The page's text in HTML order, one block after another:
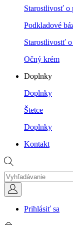
Starostlivosť o
Podkladové
Starostlivostť
Očný krém
Doplnky
Doplnky
Štetce
Doplnky
Kontakt
Prihlásiť sa